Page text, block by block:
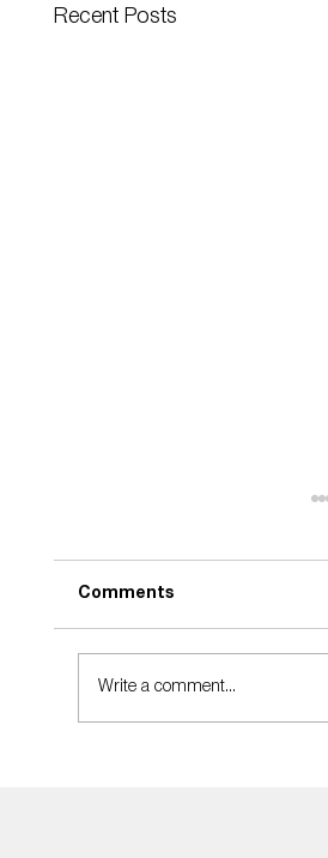
Recent Posts
Midnight Jeans Pt2
Comments
Write a comment...